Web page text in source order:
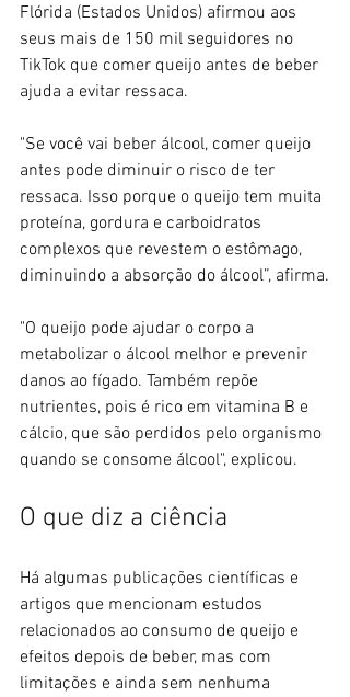
Flórida (Estados Unidos) afirmou aos
seus mais de 150 mil seguidores no
TikTok que comer queijo antes de beber
ajuda a evitar ressaca.
"Se você vai beber álcool, comer queijo
antes pode diminuir o risco de ter
ressaca. Isso porque o queijo tem muita
proteína, gordura e carboidratos
complexos que revestem o estômago,
diminuindo a absorção do álcool”, afirma.
"O queijo pode ajudar o corpo a
metabolizar o álcool melhor e prevenir
danos ao fígado. Também repõe
nutrientes, pois é rico em vitamina B e
cálcio, que são perdidos pelo organismo
quando se consome álcool", explicou.
O que diz a ciência
Há algumas publicações científicas e
artigos que mencionam estudos
relacionados ao consumo de queijo e
efeitos depois de beber, mas com
limitações e ainda sem nenhuma